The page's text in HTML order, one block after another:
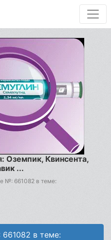
Оземпик, Квинсента,
...
№: 661082 в теме:
в теме: